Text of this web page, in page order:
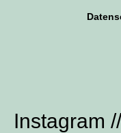
Instagram